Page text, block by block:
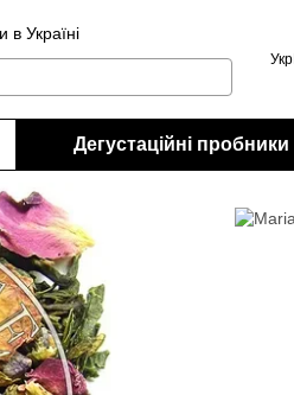
Україні
Укр
Дегустаційні пробники